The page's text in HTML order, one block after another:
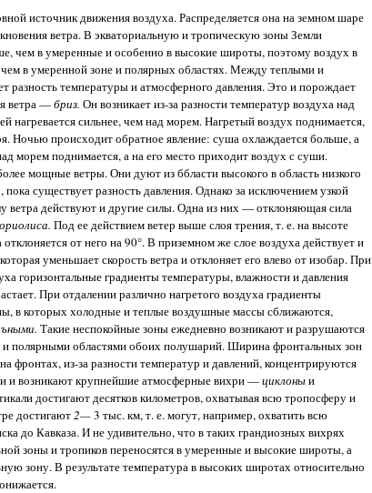
источник движения воздуха. Распределяется она на земном шаре
ветра. В экваториальную и тропическую зоны Земли
чем в умеренные и особенно в высокие широты, поэтому воздух в
в умеренной зоне и полярных областях. Между теплыми и
разность температуры и атмосферного давления. Это и порождает
ветра —бриз. Он возникает из-за разности температур воздуха над
сильнее, чем над морем. Нагретый воздух поднимается,
Ночью происходит обратное явление: суша охлаждается больше, а
морем поднимается, а на его место приходит воздух с суши.
мощные ветры. Они дуют из ббласти высокого в область низкого
существует разность давления. Однако за исключением узкой
ветра действуют и другие силы. Одна из них — отклоняющая сила
Под ее действием ветер выше слоя трения, т. е. на высоте
от него на 90°. В приземном же слое воздуха действует и
уменьшает скорость ветра и отклоняет его влево от изобар. При
горизонтальные градиенты температуры, влажности и давления
При отдалении различно нагретого воздуха градиенты
в которых холодные и теплые воздушные массы сближаются,
Такие неспокойные зоны ежедневно возникают и разрушаются
полярными областями обоих полушарий. Ширина фронтальных зон
из-за разности температур и давлений, концентрируются
и возникают крупнейшие атмосферные вихри —циклоныи
достигают десятков километров, охватывая всю тропосферу и
достигают2—3 тыс. км, т. е. могут, например, охватить всю
до Кавказа. И не удивительно, что в таких грандиозных вихрях
зоны и тропиков переносятся в умеренные и высокие широты, а
зону. В результате температура в высоких широтах относительно